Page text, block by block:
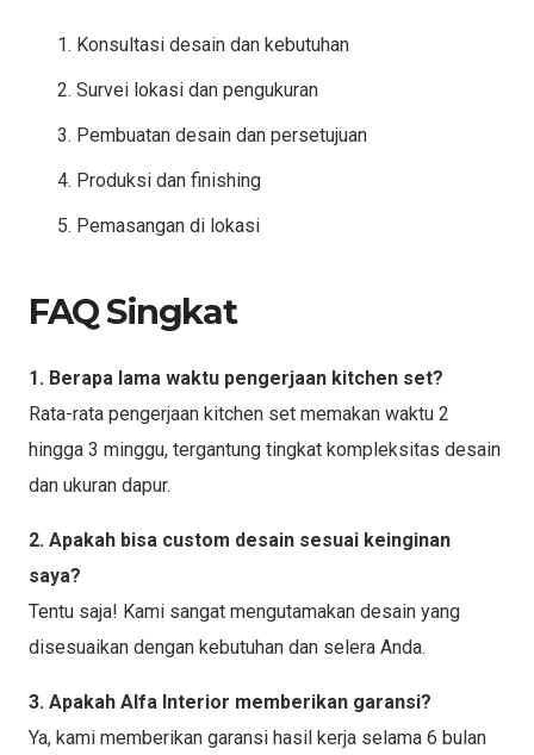
Konsultasi desain dan kebutuhan
Survei lokasi dan pengukuran
Pembuatan desain dan persetujuan
Produksi dan finishing
Pemasangan di lokasi
FAQ Singkat
1. Berapa lama waktu pengerjaan kitchen set?
Rata-rata pengerjaan kitchen set memakan waktu 2
hingga 3 minggu, tergantung tingkat kompleksitas desain
dan ukuran dapur.
2. Apakah bisa custom desain sesuai keinginan
saya?
Tentu saja! Kami sangat mengutamakan desain yang
disesuaikan dengan kebutuhan dan selera Anda.
3. Apakah Alfa Interior memberikan garansi?
Ya, kami memberikan garansi hasil kerja selama 6 bulan